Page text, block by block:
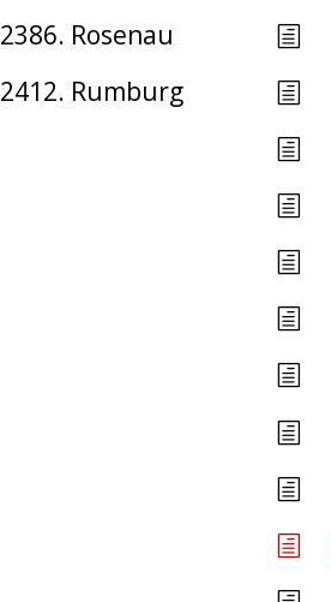
2386. Rosenau
2412. Rumburg
h
h
h
h
h
h
h
h
h
h